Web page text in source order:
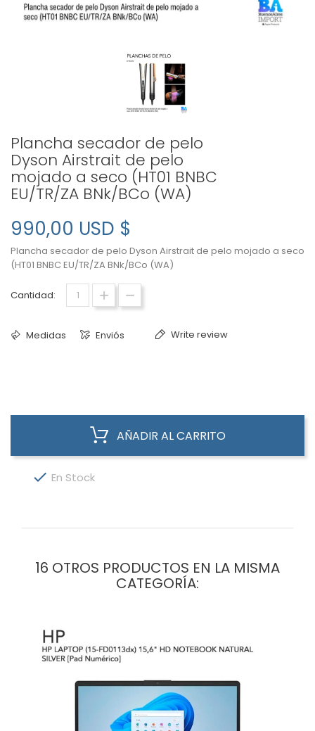
Plancha secador de pelo
Dyson Airstrait de pelo
mojado a seco (HT01 BNBC
EU/TR/ZA BNk/BCo (WA)
990,00 USD $
Plancha secador de pelo Dyson Airstrait de pelo mojado a seco
(HT01 BNBC EU/TR/ZA BNk/BCo (WA)
Cantidad:
Medidas Enviós Write review
AÑADIR AL CARRITO
 En Stock
16 OTROS PRODUCTOS EN LA MISMA
CATEGORÍA: